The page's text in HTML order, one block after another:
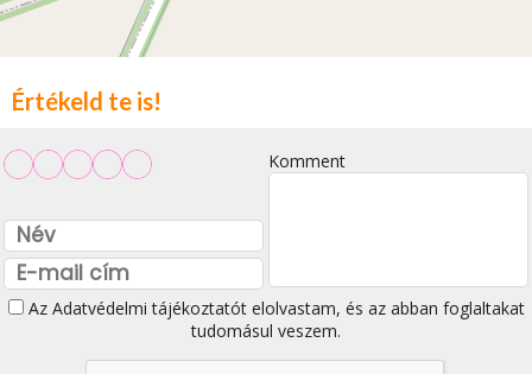
Értékeld te is!
Komment
Az Adatvédelmi tájékoztatótelolvastam, és az abban foglaltakat
tudomásul veszem.